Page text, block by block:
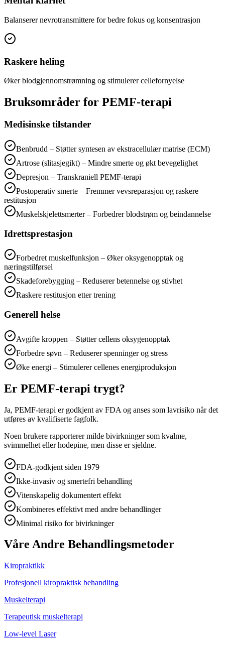
Balanserer nevrotransmittere for bedre fokus og konsentrasjon
Raskere heling
Øker blodgjennomstrømning og stimulerer cellefornyelse
Bruksområder for PEMF-terapi
Medisinske tilstander
Benbrudd – Støtter syntesen av ekstracellulær matrise (ECM)
Artrose (slitasjegikt) – Mindre smerte og økt bevegelighet
Depresjon – Transkraniell PEMF-terapi
Postoperativ smerte – Fremmer vevsreparasjon og raskere
restitusjon
Muskelskjelettsmerter – Forbedrer blodstrøm og beindannelse
Idrettsprestasjon
Forbedret muskelfunksjon – Øker oksygenopptak og
næringstilførsel
Skadeforebygging – Reduserer betennelse og stivhet
Raskere restitusjon etter trening
Generell helse
Avgifte kroppen – Støtter cellens oksygenopptak
Forbedre søvn – Reduserer spenninger og stress
Øke energi – Stimulerer cellenes energiproduksjon
Er PEMF-terapi trygt?
Ja, PEMF-terapi er godkjent av FDA og anses som lavrisiko når det
utføres av kvalifiserte fagfolk.
Noen brukere rapporterer milde bivirkninger som kvalme,
svimmelhet eller hodepine, men disse er sjeldne.
FDA-godkjent siden 1979
Ikke-invasiv og smertefri behandling
Vitenskapelig dokumentert effekt
Kombineres effektivt med andre behandlinger
Minimal risiko for bivirkninger
Våre Andre Behandlingsmetoder
Kiropraktikk
Profesjonell kiropraktisk behandling
Muskelterapi
Terapeutisk muskelterapi
Low-level Laser